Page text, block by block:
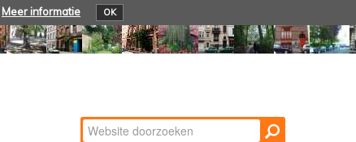
Meer informatie OK
Zoek